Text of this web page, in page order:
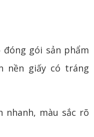
gói sản phẩm
nền giấy có tráng
nhanh, màu sắc rõ